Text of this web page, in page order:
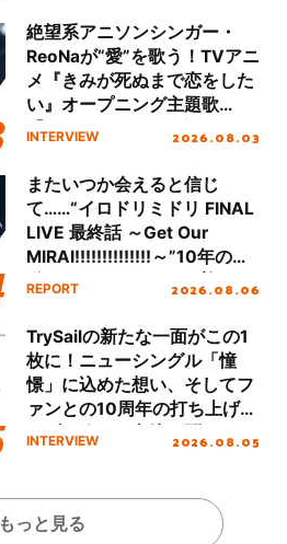
絶望系アニソンシンガー・
ReoNaが“愛”を歌う！TVアニ
メ『きみが死ぬまで恋をした
い』オープニング主題歌
「Amore」インタビュー
INTERVIEW 2026.08.03
またいつか会えると信じ
て……“イロドリミドリ FINAL
LIVE 最終話 ～Get Our
MIRAI!!!!!!!!!!!!!!～”10年の活
動を経てファイナルを迎える
REPORT 2026.08.06
TrySailの新たな一面がこの1
枚に！ニューシングル「憧
憬」に込めた想い、そしてフ
ァンとの10周年の打ち上げラ
イブを終えた心境を聞いた。
INTERVIEW 2026.08.05
もっと見る